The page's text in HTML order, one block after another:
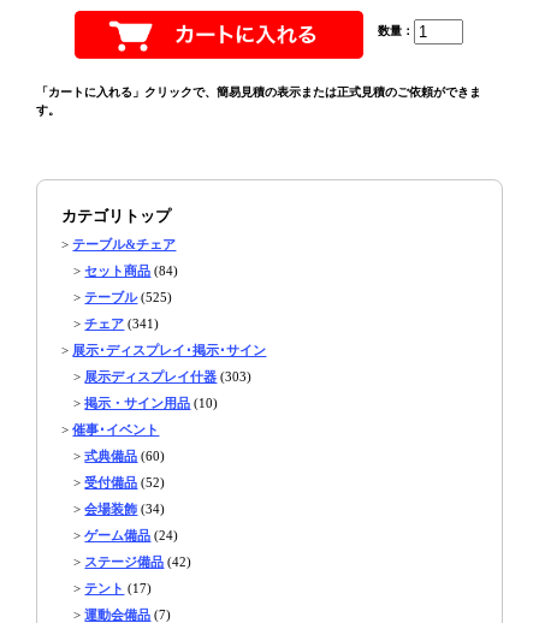
数量：
「カートに入れる」クリックで、簡易見積の表示または正式見積のご依頼ができま
す。
カテゴリトップ
>テーブル&チェア
>セット商品 (84)
>テーブル(525)
>チェア (341)
> 展示･ディスプレイ･掲示･サイン
> 展示ディスプレイ什器 (303)
>掲示・サイン用品 (10)
>催事･イベント
>式典備品 (60)
>受付備品 (52)
>会場装飾 (34)
>ゲーム備品 (24)
> ステージ備品 (42)
>テント (17)
>運動会備品 (7)